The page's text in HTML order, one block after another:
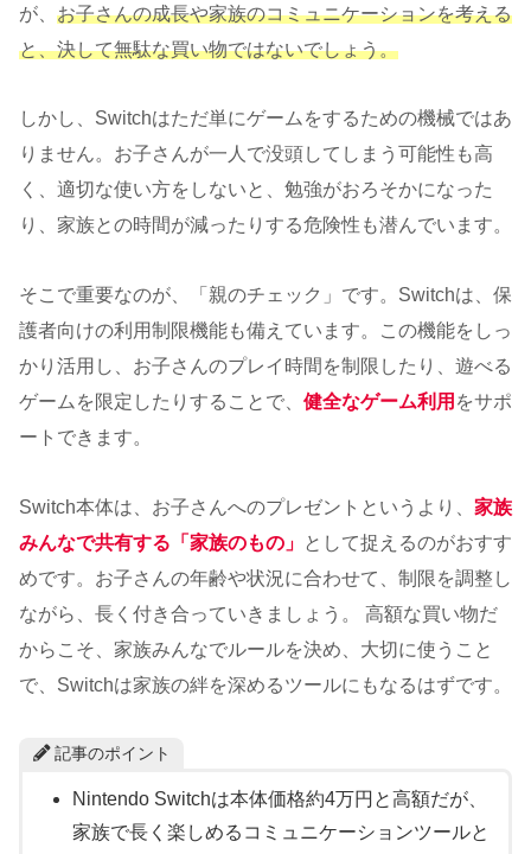
が、 お子さんの成長や家族のコミュニケーションを考える
と、決して無駄な買い物ではないでしょう。
しかし、Switchはただ単にゲームをするための機械ではあ
りません。お子さんが一人で没頭してしまう可能性も高
く、適切な使い方をしないと、勉強がおろそかになった
り、家族との時間が減ったりする危険性も潜んでいます。
そこで重要なのが、「親のチェック」です。Switchは、保
護者向けの利用制限機能も備えています。この機能をしっ
かり活用し、お子さんのプレイ時間を制限したり、遊べる
ゲームを限定したりすることで、 健全なゲーム利用 をサポ
ートできます。
Switch本体は、お子さんへのプレゼントというより、 家族
みんなで共有する「家族のもの」
として捉えるのがおすす
めです。お子さんの年齢や状況に合わせて、制限を調整し
ながら、長く付き合っていきましょう。 高額な買い物だ
からこそ、家族みんなでルールを決め、大切に使うこと
で、Switchは家族の絆を深めるツールにもなるはずです。
記事のポイント
Nintendo Switchは本体価格約4万円と高額だが、
家族で長く楽しめるコミュニケーションツールと